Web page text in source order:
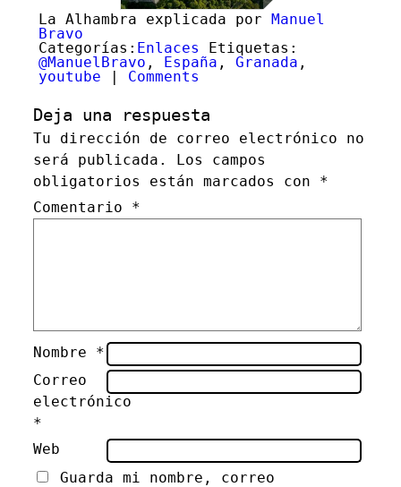
La Alhambra explicada porManuel
Bravo
Categorías: Enlaces
Etiquetas:
@ManuelBravo , España ,Granada ,
youtube
| Comments
Deja una respuesta
Tu dirección de correo electrónico no
será publicada.
Los campos
obligatorios están marcados con *
Comentario *
Nombre *
Correo
electrónico
*
Web
Guarda mi nombre, correo